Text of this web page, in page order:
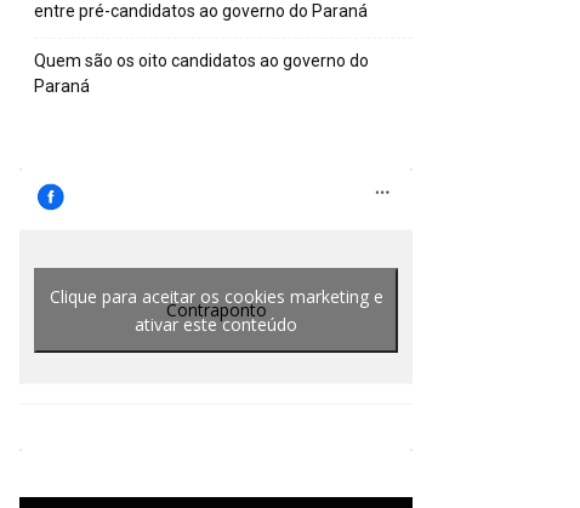
entre pré-candidatos ao governo do Paraná
Quem são os oito candidatos ao governo do
Paraná
Contraponto
Clique para aceitar os cookies marketing e
ativar este conteúdo